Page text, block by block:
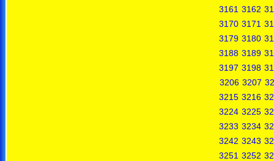
3161 3162
3170 3171
3179 3180
3188 3189
3197 3198
3206 3207
3215 3216
3224 3225
3233 3234
3242 3243
3251 3252